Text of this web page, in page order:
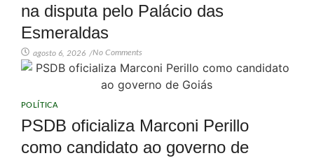
na disputa pelo Palácio das
Esmeraldas
agosto 6, 2026 /No Comments
POLÍTICA
PSDB oficializa Marconi Perillo
como candidato ao governo de